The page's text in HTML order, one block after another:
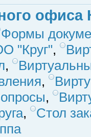
офиса
Формы
"Круг",
,
,
,
,
Стол